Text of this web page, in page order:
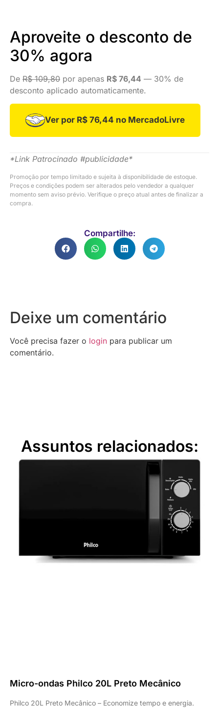
Aproveite o desconto de
30% agora
De R$ 109,80 por apenas R$ 76,44 — 30% de
desconto aplicado automaticamente.
Ver por R$ 76,44 no MercadoLivre
*Link Patrocinado #publicidade*
Promoção por tempo limitado e sujeita à disponibilidade de estoque.
Preços e condições podem ser alterados pelo vendedor a qualquer
momento sem aviso prévio. Verifique o preço atual antes de finalizar a
compra.
Compartilhe:
Deixe um comentário
Você precisa fazer o login para publicar um
comentário.
Assuntos relacionados:
Micro-ondas Philco 20L Preto Mecânico
Philco 20L Preto Mecânico – Economize tempo e energia.